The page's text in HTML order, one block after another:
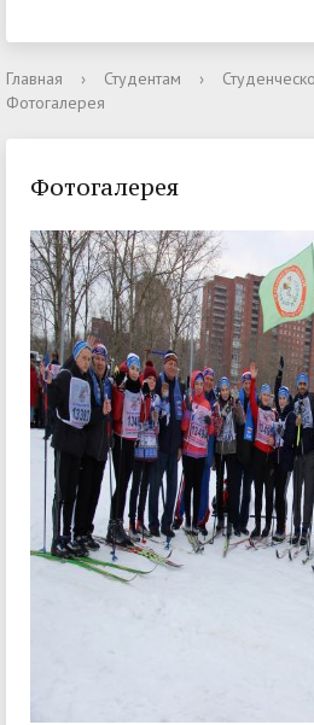
Главная › Студентам ›
Фотогалерея
Фотогалерея